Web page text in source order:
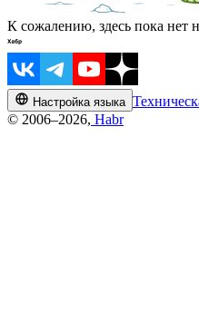
К сожалению, здесь пока нет
Настройка языка
© 2006–2026, Habr